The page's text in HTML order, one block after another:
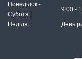
Понеділок -
Субота:
9:00 -
Неділя: День